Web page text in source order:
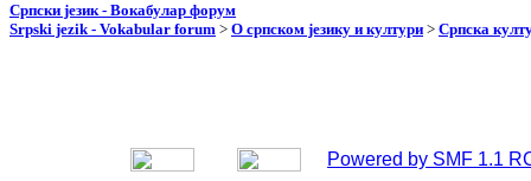
Српски језик - Вокабулар форум
Srpski jezik - Vokabular forum > О српском језику и култури > Српска
Powered by SMF 1.1